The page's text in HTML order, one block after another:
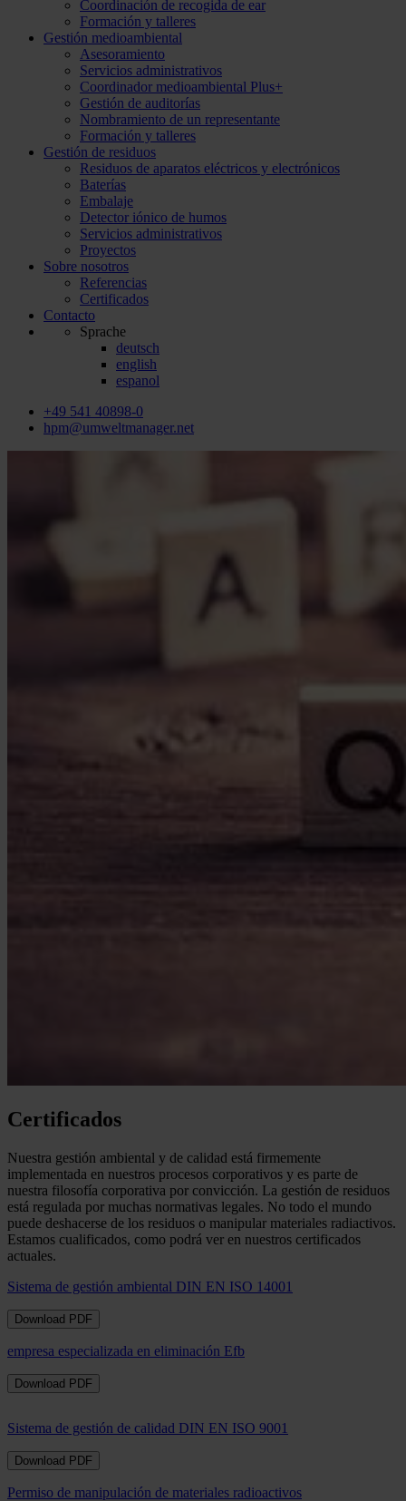
Coordinación de recogida de ear
Formación y talleres
Gestión medioambiental
Asesoramiento
Servicios administrativos
Coordinador medioambiental Plus+
Gestión de auditorías
Nombramiento de un representante
Formación y talleres
Gestión de residuos
Residuos de aparatos eléctricos y electrónicos
Baterías
Embalaje
Detector iónico de humos
Servicios administrativos
Proyectos
Sobre nosotros
Referencias
Certificados
Contacto
Sprache
deutsch
english
espanol
+49 541 40898-0
hpm@umweltmanager.net
Certificados
Nuestra gestión ambiental y de calidad está firmemente
implementada en nuestros procesos corporativos y es parte de
nuestra filosofía corporativa por convicción. La gestión de residuos
está regulada por muchas normativas legales. No todo el mundo
puede deshacerse de los residuos o manipular materiales radiactivos.
Estamos cualificados, como podrá ver en nuestros certificados
actuales.
Sistema de gestión ambiental DIN EN ISO 14001
Download PDF
empresa especializada en eliminación Efb
Download PDF
Sistema de gestión de calidad DIN EN ISO 9001
Download PDF
Permiso de manipulación de materiales radioactivos